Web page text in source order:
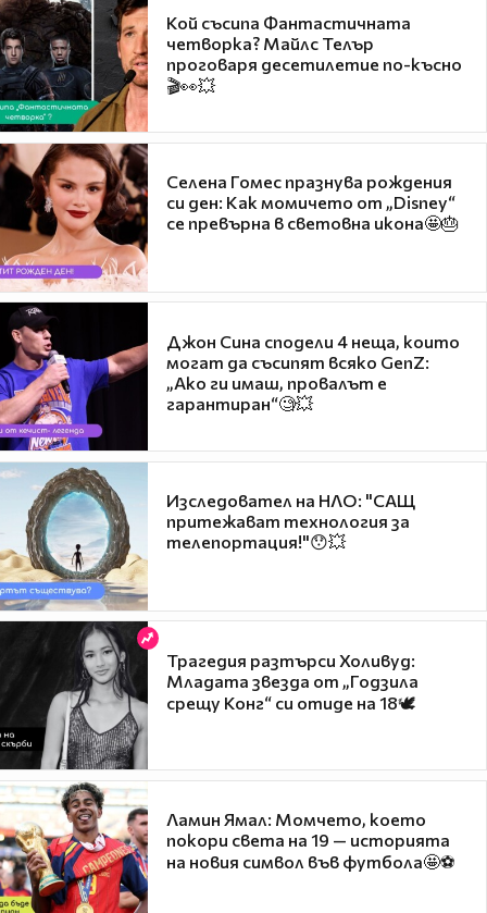
Кой съсипа Фантастичната
четворка? Майлс Телър
проговаря десетилетие по-късно
🎬👀💥
Селена Гомес празнува рождения
си ден: Как момичето от „Disney“
се превърна в световна икона🤩🎂
Джон Сина сподели 4 неща, които
могат да съсипят всяко GenZ:
„Ако ги имаш, провалът е
гарантиран“🧐💥
Изследовател на НЛО: "САЩ
притежават технология за
телепортация!"😯💥
Трагедия разтърси Холивуд:
Младата звезда от „Годзила
срещу Конг“ си отиде на 18🕊️
Ламин Ямал: Момчето, което
покори света на 19 — историята
на новия символ във футбола🤩⚽